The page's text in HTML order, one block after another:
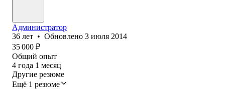
Администратор
36 лет • Обновлено 3 июля 2014
35 000 ₽
Общий опыт
4 года 1 месяц
Другие резюме
Ещё 1 резюме